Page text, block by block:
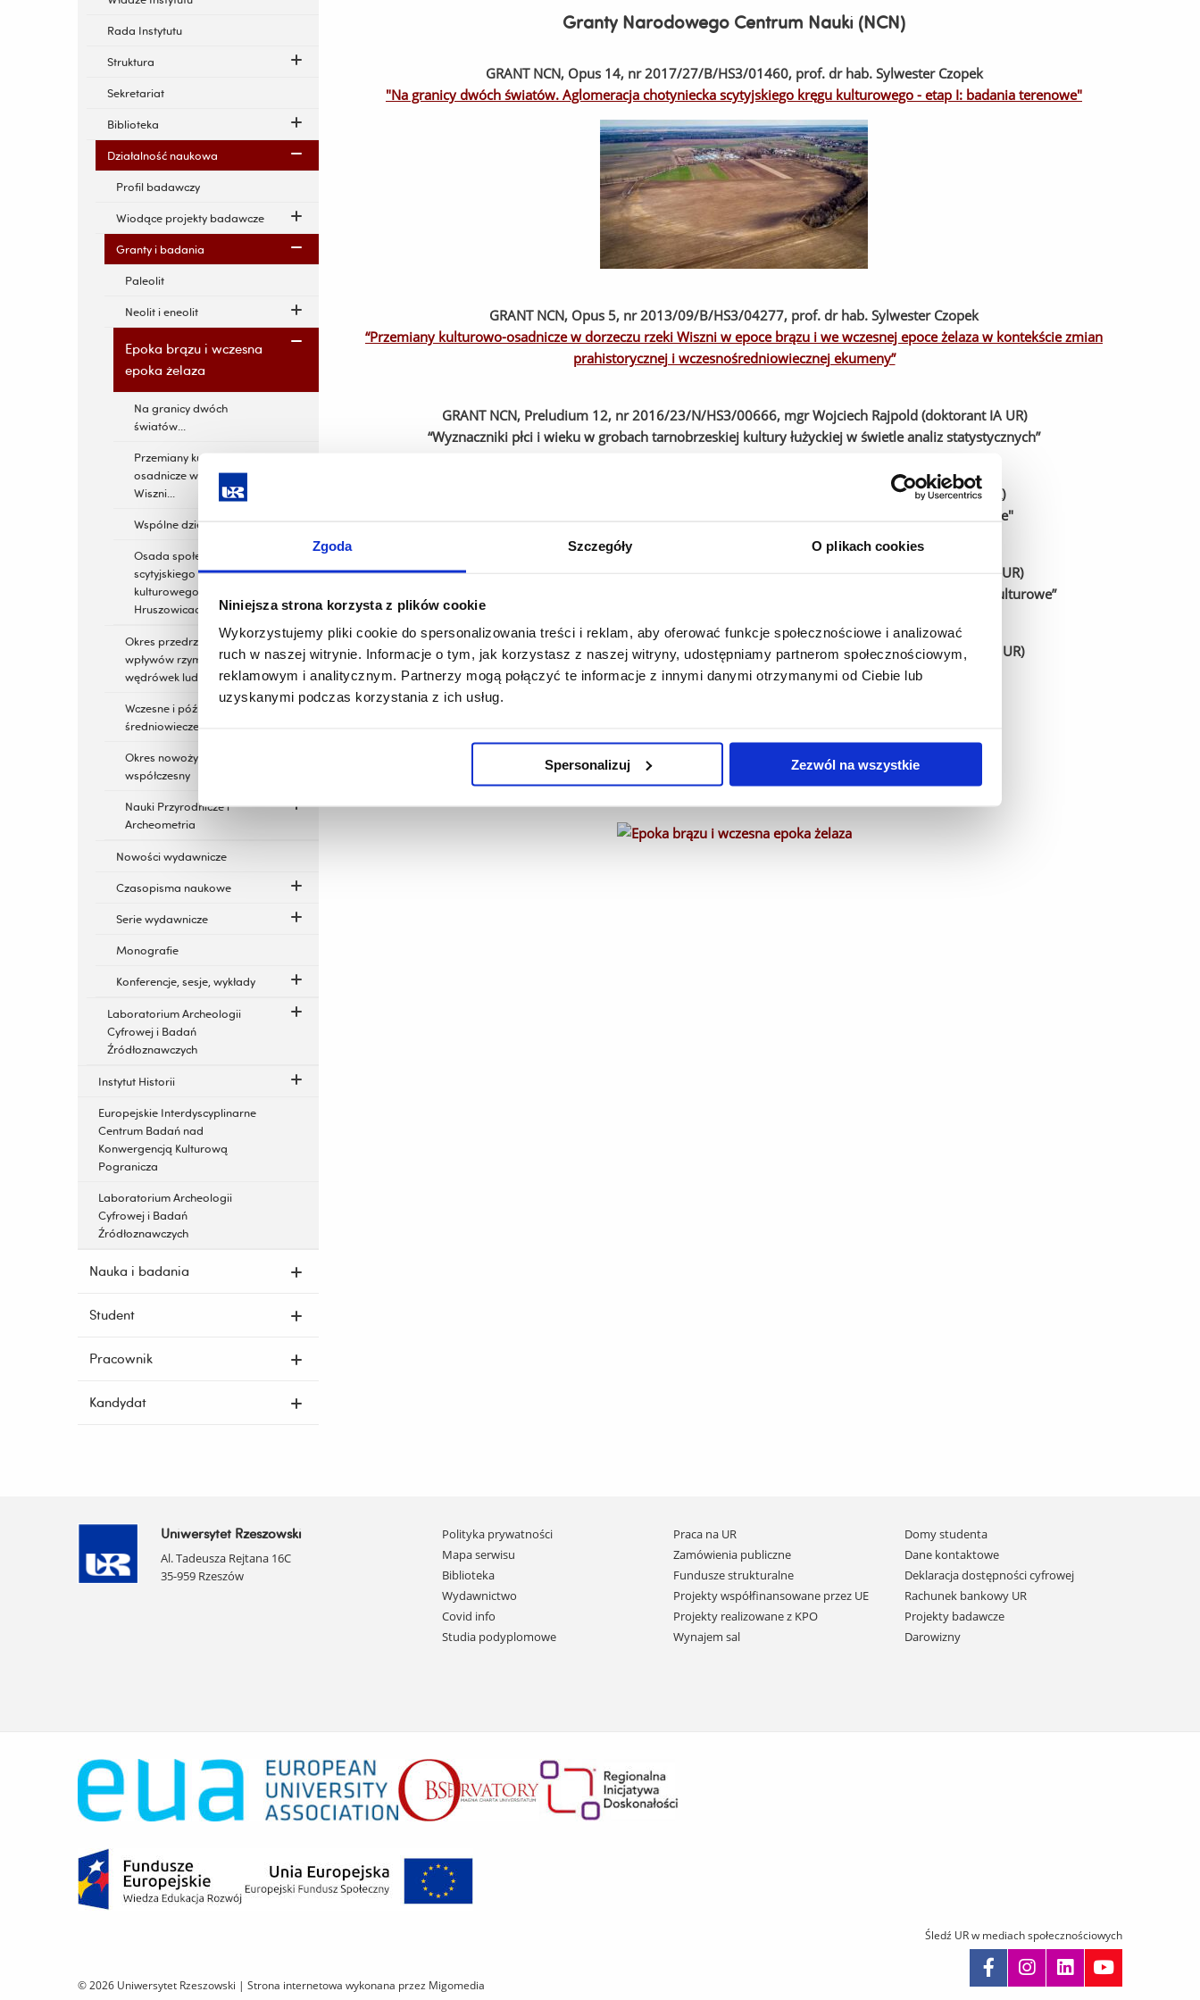
Zgoda Szczegóły O plikach cookies
Niniejsza strona korzysta z plików cookie
Wykorzystujemy pliki cookie do spersonalizowania treści i reklam, aby oferować funkcje społecznościowe i analizować
ruch w naszej witrynie. Informacje o tym, jak korzystasz z naszej witryny, udostępniamy partnerom społecznościowym,
reklamowym i analitycznym. Partnerzy mogą połączyć te informacje z innymi danymi otrzymanymi od Ciebie lub
uzyskanymi podczas korzystania z ich usług.
Spersonalizuj Zezwól na wszystkie
Rada Instytutu
Struktura
Sekretariat
Biblioteka
Działalność naukowa
Profil badawczy
Wiodące projekty badawcze
Granty i badania
Paleolit
Neolit i eneolit
Epoka brązu i wczesna
epoka żelaza
Na granicy dwóch
światów...
Przemiany kulturowo-
osadnicze w dorzeczu rzeki
Wiszni...
Wspólne dziedzictwo...
Osada społeczności
scytyjskiego kręgu
kulturowego w
Hruszowicach, stan. 2
Okres przedrzymski,
wpływów rzymskich,
wędrówek ludów
Wczesne i późne
średniowiecze
Okres nowożytny i
współczesny
Nauki Przyrodnicze i
Archeometria
Nowości wydawnicze
Czasopisma naukowe
Serie wydawnicze
Monografie
Konferencje, sesje, wykłady
Laboratorium Archeologii
Cyfrowej i Badań
Źródłoznawczych
Instytut Historii
Europejskie Interdyscyplinarne
Centrum Badań nad
Konwergencją Kulturową
Pogranicza
Laboratorium Archeologii
Cyfrowej i Badań
Źródłoznawczych
Nauka i badania
Student
Pracownik
Kandydat
Granty Narodowego Centrum Nauki (NCN)
GRANT NCN, Opus 14, nr 2017/27/B/HS3/01460, prof. dr hab. Sylwester Czopek
"Na granicy dwóch światów. Aglomeracja chotyniecka scytyjskiego kręgu kulturowego - etap I: badania terenowe"
GRANT NCN, Opus 5, nr 2013/09/B/HS3/04277, prof. dr hab. Sylwester Czopek
“Przemiany kulturowo-osadnicze w dorzeczu rzeki Wiszni w epoce brązu i we wczesnej epoce żelaza w kontekście zmian
prahistorycznej i wczesnośredniowiecznej ekumeny”
GRANT NCN, Preludium 12, nr 2016/23/N/HS3/00666, mgr Wojciech Rajpold (doktorant IA UR)
“Wyznaczniki płci i wieku w grobach tarnobrzeskiej kultury łużyckiej w świetle analiz statystycznych”
Grant NCN, Preludium 7, nr 2014/13/N/HS3/04575, mgr Beata Polit (doktorantka IA UR)
"Biżuteria późnoscytyjska i sarmacka na Krymie – przemiany typologiczno-chronologiczne"
GRANT NCN, Preludium 6, nr 2013/11/N/HS3/04697, mgr Joanna Adamik (doktorantka IA UR)
“Ekumena ludności kultury trzcinieckiej w Polsce południowo-wschodniej. Studium osadniczo-kulturowe”
GRANT NCN, Preludium 5, nr 2013/09/N/HS3/02839, mgr Marcin Burghardt (doktorant IA UR)
“Stratyfikacja społeczna ludności Lasostepu Nadczarnomorskiego okresu scytyjskiego”
Inne projekty naukowe
Uniwersytet Rzeszowski
Al. Tadeusza Rejtana 16C
35-959 Rzeszów
Pomiń
nawigację
i
przejdź
do
treści
Polityka prywatności
Mapa serwisu
Biblioteka
Wydawnictwo
Covid info
Studia podyplomowe
Praca na UR
Zamówienia publiczne
Fundusze strukturalne
Projekty współfinansowane przez UE
Projekty realizowane z KPO
Wynajem sal
Domy studenta
Dane kontaktowe
Deklaracja dostępności cyfrowej
Rachunek bankowy UR
Projekty badawcze
Darowizny
© 2026 Uniwersytet Rzeszowski | Strona internetowa wykonana przez Migomedia
Śledź UR w mediach społecznościowych